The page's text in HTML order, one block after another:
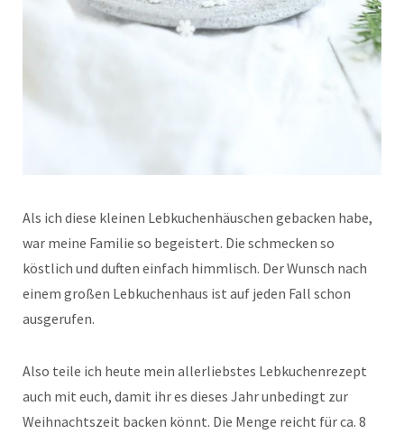
Als ich diese kleinen Lebkuchenhäuschen gebacken habe,
war meine Familie so begeistert. Die schmecken so
köstlich und duften einfach himmlisch. Der Wunsch nach
einem großen Lebkuchenhaus ist auf jeden Fall schon
ausgerufen.
Also teile ich heute mein allerliebstes Lebkuchenrezept
auch mit euch, damit ihr es dieses Jahr unbedingt zur
Weihnachtszeit backen könnt. Die Menge reicht für ca. 8